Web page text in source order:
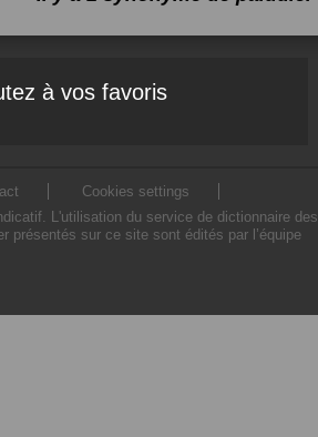
à vos favoris
Cookies settings
L'utilisation du service de dictionnaire des
présentés sur ce site sont édités par l’équipe